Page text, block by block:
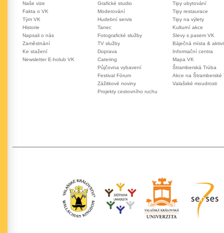
Naše vize
Fakta o VK
Tým VK
Historie
Napsali o nás
Zaměstnání
Ke stažení
Newsletter E-holub VK
Grafické studio
Moderování
Hudební servis
Tanec
Fotografické služby
TV služby
Doprava
Catering
Půjčovna vybavení
Festival Fórum
Zážitkové noviny
Projekty cestovního ruchu
Tipy ubytování
Tipy restaurace
Tipy na výlety
Kulturní akce
Slevy s pasem VK
Báječná místa &
Informační centra
Mapa VK
Štramberská Trúba
Akce na Štramberské
Valašské moudrosti